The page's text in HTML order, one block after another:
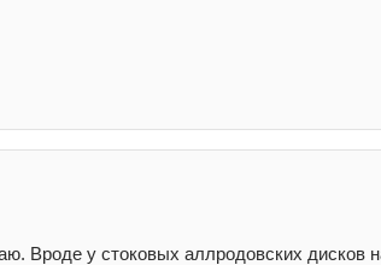
Вроде у стоковых аллродовских дисков